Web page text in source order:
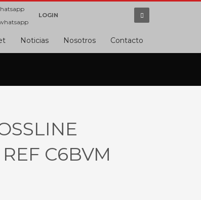
LOGIN
Noticias Nosotros Contacto
C6BVM